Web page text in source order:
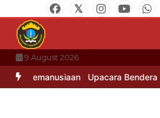
to
content
9 August 2026
Kemanusiaan Upacara Bendera